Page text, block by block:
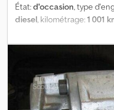
État:d'occasion, type
diesel, kilométrage:1 001
Emplacement du véhicule
pompe hydraulique.
342BVEW25-2WEW25-
CONCERNANT LES
INDICATIF, sous réserve
d’erreurs !